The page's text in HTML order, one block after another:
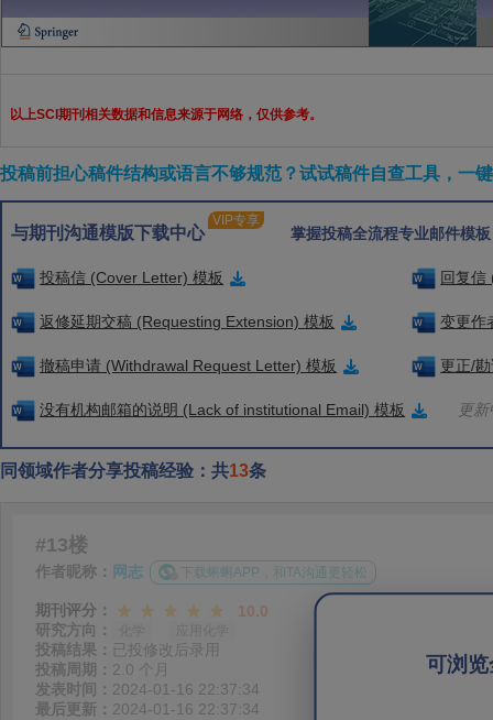
以上SCI期刊相关数据和信息来源于网络，仅供参考。
投稿前担心稿件结构或语言不够规范？试试稿件自查工具，一
与期刊沟通模版下载中心
VIP专享
掌握投稿全流程专业邮件模
投稿信 (Cover Letter) 模板 回复信
返修延期交稿 (Requesting Extension) 模板 变更作
撤稿申请 (Withdrawal Request Letter) 模板 更正/
没有机构邮箱的说明 (Lack of institutional Email) 模板 更
同领域作者分享投稿经验：共13条
可浏
#13楼
作者昵称： 网志 下载蝌蝌APP，和TA沟通更轻松
期刊评分：
10.0
研究方向：
投稿结果： 已投修改后录用
投稿周期： 2.0 个月
发表时间： 2024-01-16 22:37:34
最后更新： 2024-01-16 22:37:34